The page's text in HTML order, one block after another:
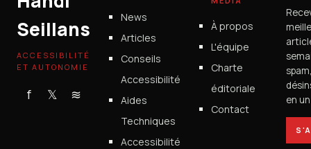
Seillans
ACCESSIBILITÉ
ET AUTONOMIE
f 𝕏 ≋
News
Articles
Conseils
Accessibilité
Aides
Techniques
Accessibilité
À propos
L'équipe
Charte
éditoriale
Contact
en